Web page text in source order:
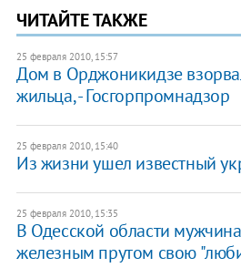
ЧИТАЙТЕ ТАКЖЕ
25 февраля 2010, 15:57
Дом в Орджоникидзе
жильца, - Госгорпромнадзор
25 февраля 2010, 15:40
Из жизни ушел известный
25 февраля 2010, 15:35
В Одесской области
железным прутом свою